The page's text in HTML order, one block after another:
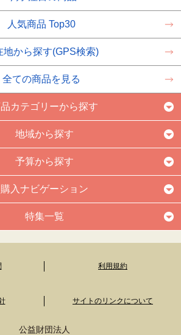
人気商品 Top30
地から探す(GPS検索)
全ての商品を見る
カテゴリーから探す
地域から探す
予算から探す
購入ナビゲーション
特集一覧
利用規約
サイトのリンクについて
公益財団法人